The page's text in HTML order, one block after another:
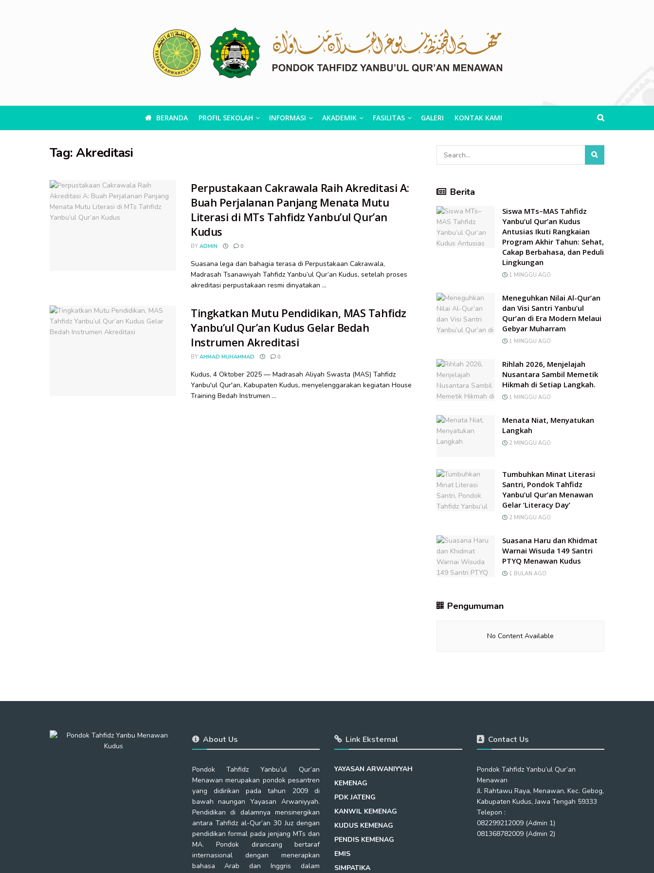
BERANDA PROFIL SEKOLAH INFORMASI AKADEMIK FASILITAS GALERI KONTAK KAMI
Tag:Akreditasi
Perpustakaan Cakrawala Raih Akreditasi A:
Buah Perjalanan Panjang Menata Mutu
Literasi di MTs Tahfidz Yanbu’ul Qur’an
Kudus
BY ADMIN 0
Suasana lega dan bahagia terasa di Perpustakaan Cakrawala,
Madrasah Tsanawiyah Tahfidz Yanbu’ul Qur’an Kudus, setelah proses
akreditasi perpustakaan resmi dinyatakan ...
Tingkatkan Mutu Pendidikan, MAS Tahfidz
Yanbu’ul Qur’an Kudus Gelar Bedah
Instrumen Akreditasi
BY AHMAD MUHAMMAD 0
Kudus, 4 Oktober 2025 — Madrasah Aliyah Swasta (MAS) Tahfidz
Yanbu'ul Qur'an, Kabupaten Kudus, menyelenggarakan kegiatan House
Training Bedah Instrumen ...
Berita
Siswa MTs–MAS Tahfidz
Yanbu’ul Qur’an Kudus
Antusias Ikuti Rangkaian
Program Akhir Tahun: Sehat,
Cakap Berbahasa, dan Peduli
Lingkungan
1 MINGGU AGO
Meneguhkan Nilai Al-Qur’an
dan Visi Santri Yanbu’ul
Qur’an di Era Modern Melaui
Gebyar Muharram
1 MINGGU AGO
Rihlah 2026, Menjelajah
Nusantara Sambil Memetik
Hikmah di Setiap Langkah.
1 MINGGU AGO
Menata Niat, Menyatukan
Langkah
2 MINGGU AGO
Tumbuhkan Minat Literasi
Santri, Pondok Tahfidz
Yanbu’ul Qur’an Menawan
Gelar ‘Literacy Day’
2 MINGGU AGO
Suasana Haru dan Khidmat
Warnai Wisuda 149 Santri
PTYQ Menawan Kudus
1 BULAN AGO
Pengumuman
No Content Available
About Us
Pondok Tahfidz Yanbu’ul Qur’an
Menawan merupakan pondok pesantren
yang didirikan pada tahun 2009 di
bawah naungan Yayasan Arwaniyyah.
Pendidikan di dalamnya mensinergikan
antara Tahfidz al-Qur’an 30 Juz dengan
pendidikan formal pada jenjang MTs dan
MA. Pondok dirancang bertaraf
internasional dengan menerapkan
bahasa Arab dan Inggris dalam
Link Eksternal
YAYASAN ARWANIYYAH
KEMENAG
PDK JATENG
KANWIL KEMENAG
KUDUS KEMENAG
PENDIS KEMENAG
EMIS
SIMPATIKA
Contact Us
Pondok Tahfidz Yanbu’ul Qur’an
Menawan
Jl. Rahtawu Raya, Menawan, Kec. Gebog,
Kabupaten Kudus, Jawa Tengah 59333
Telepon :
082299212009 (Admin 1)
081368782009 (Admin 2)